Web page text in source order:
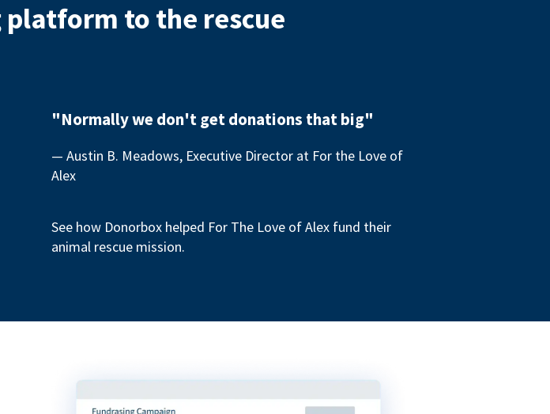
to the rescue
"Normally we don't get donations that big"
— Austin B. Meadows, Executive Director at For the Love of
Alex
See how Donorbox helped For The Love of Alex fund their
animal rescue mission.